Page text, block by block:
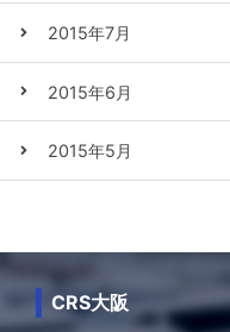
2015年7月
2015年6月
2015年5月
CRS大阪